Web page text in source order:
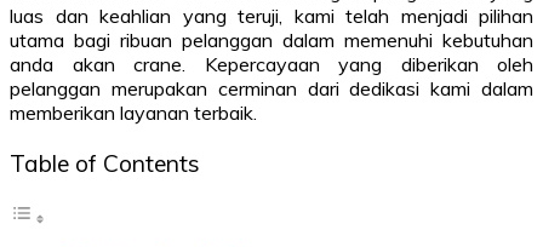
luas dan keahlian yang teruji, kami telah menjadi pilihan
utama bagi ribuan pelanggan dalam memenuhi kebutuhan
anda akan crane. Kepercayaan yang diberikan oleh
pelanggan merupakan cerminan dari dedikasi kami dalam
memberikan layanan terbaik.
Table of Contents